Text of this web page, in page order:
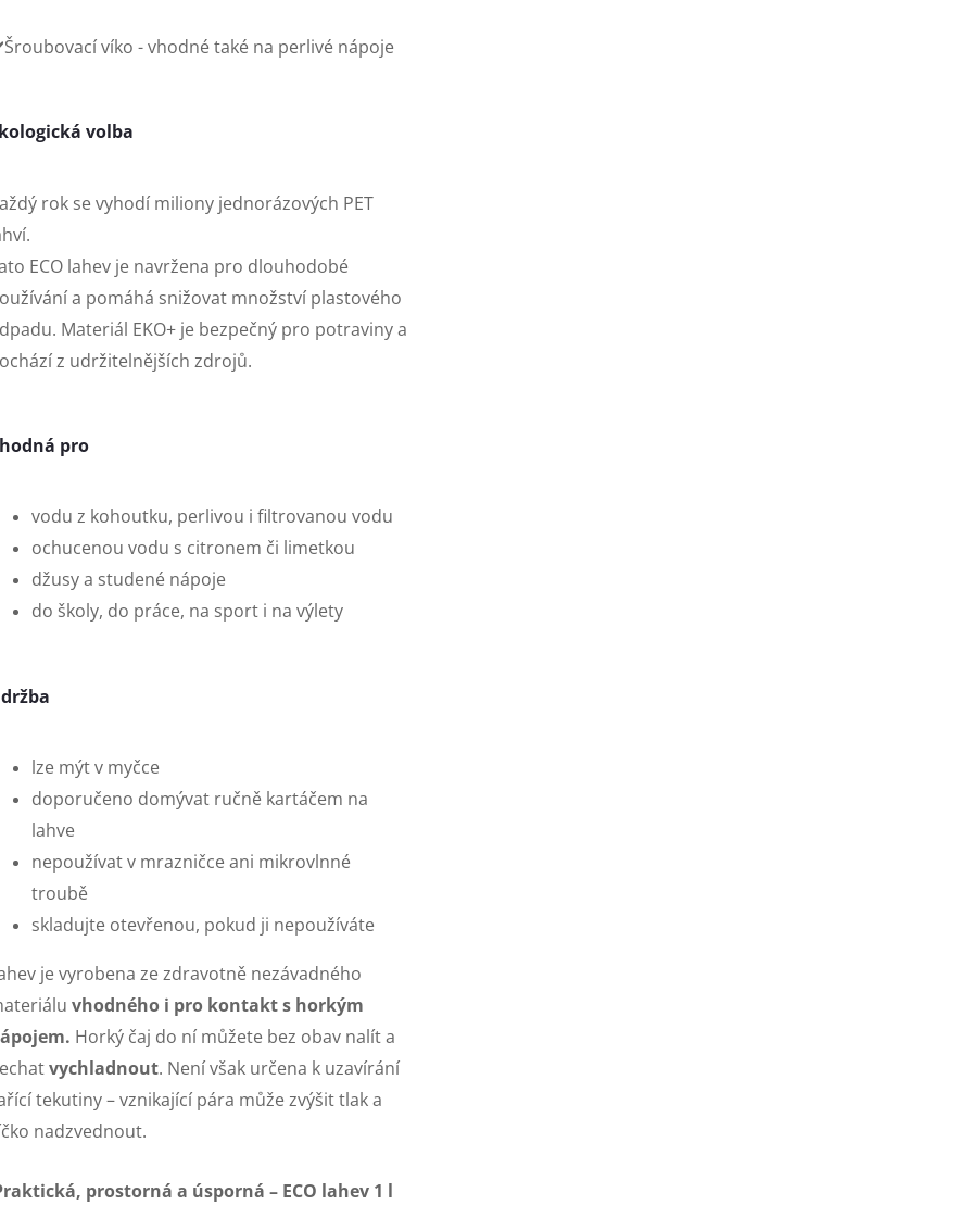
víko - vhodné také na perlivé nápoje
volba
rok se vyhodí miliony jednorázových PET
ECO lahev je navržena pro dlouhodobé
a pomáhá snižovat množství plastového
Materiál EKO+ je bezpečný pro potraviny a
z udržitelnějších zdrojů.
pro
vodu z kohoutku, perlivou i filtrovanou vodu
ochucenou vodu s citronem či limetkou
džusy a studené nápoje
do školy, do práce, na sport i na výlety
lze mýt v myčce
doporučeno domývat ručně kartáčem na
lahve
nepoužívat v mrazničce ani mikrovlnné
troubě
skladujte otevřenou, pokud ji nepoužíváte
je vyrobena ze zdravotně nezávadného
vhodného i pro kontakt s horkým
Horký čaj do ní můžete bez obav nalít a
vychladnout. Není však určena k uzavírání
tekutiny – vznikající pára může zvýšit tlak a
nadzvednout.
prostorná a úsporná – ECO lahev 1 l